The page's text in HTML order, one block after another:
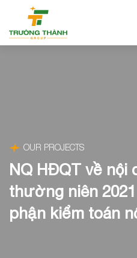
OUR PROJECTS
NQ HĐQT về
thường niên
phận kiểm toán